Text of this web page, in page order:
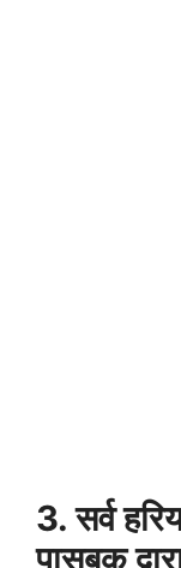
3. सर्व
पासबुक